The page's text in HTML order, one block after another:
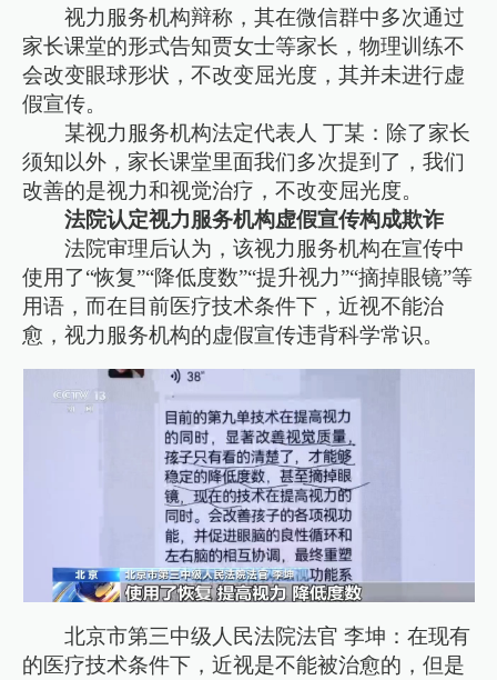
视力服务机构辩称，其在微信群中多次通过
家长课堂的形式告知贾女士等家长，物理训练不
会改变眼球形状，不改变屈光度，其并未进行虚
假宣传。
某视力服务机构法定代表人 丁某：除了家长
须知以外，家长课堂里面我们多次提到了，我们
改善的是视力和视觉治疗，不改变屈光度。
法院认定视力服务机构虚假宣传构成欺诈
法院审理后认为，该视力服务机构在宣传中
使用了“恢复”“降低度数”“提升视力”“摘掉眼镜”等
用语，而在目前医疗技术条件下，近视不能治
愈，视力服务机构的虚假宣传违背科学常识。
北京市第三中级人民法院法官 李坤：在现有
的医疗技术条件下，近视是不能被治愈的，但是